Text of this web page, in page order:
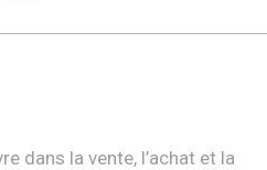
dans la vente, l’achat et la